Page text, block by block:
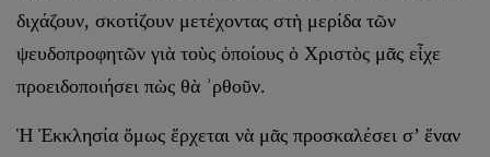
διχάζουν, σκοτίζουν μετέχοντας στὴ μερίδα τῶν
ψευδοπροφητῶν γιὰ τοὺς ὁποίους ὁ Χριστὸς μᾶς εἶχε
προειδοποιήσει πὼς θὰ ʾρθοῦν.
Ἡ Ἐκκλησία ὅμως ἔρχεται νὰ μᾶς προσκαλέσει σ’ ἕναν